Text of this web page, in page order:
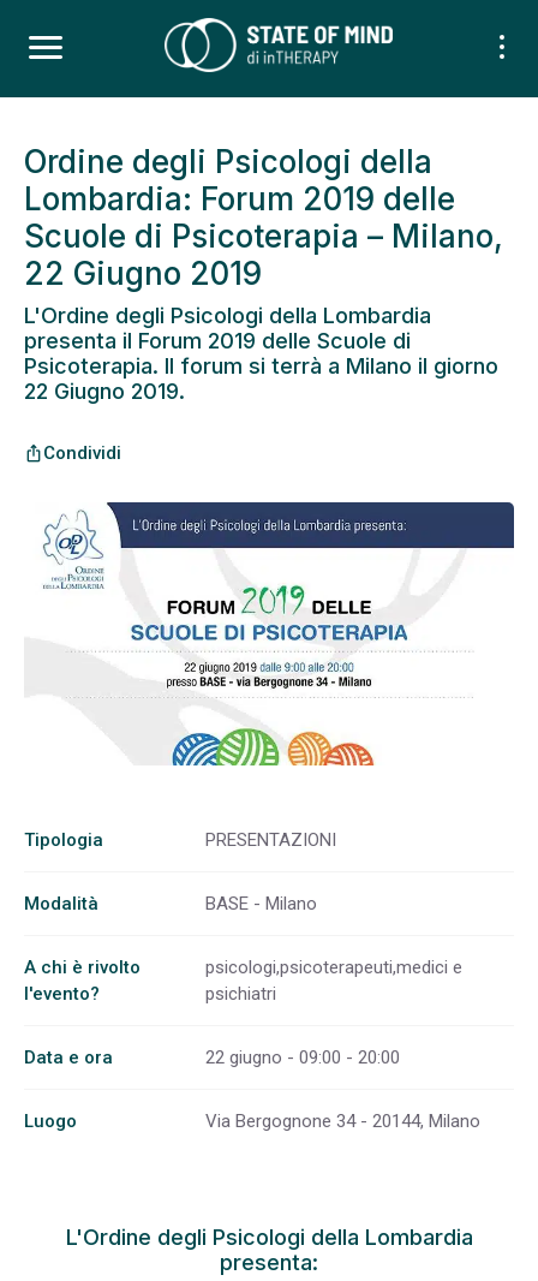
Ordine degli Psicologi della
Lombardia: Forum 2019 delle
Scuole di Psicoterapia – Milano,
22 Giugno 2019
L'Ordine degli Psicologi della Lombardia
presenta il Forum 2019 delle Scuole di
Psicoterapia. Il forum si terrà a Milano il giorno
22 Giugno 2019.
ios_shareCondividi
Tipologia PRESENTAZIONI
Modalità BASE - Milano
A chi è rivolto
l'evento?
psicologi,psicoterapeuti,medici e
psichiatri
Data e ora 22 giugno - 09:00 - 20:00
Luogo Via Bergognone 34 - 20144, Milano
L'Ordine degli Psicologi della Lombardia
presenta: